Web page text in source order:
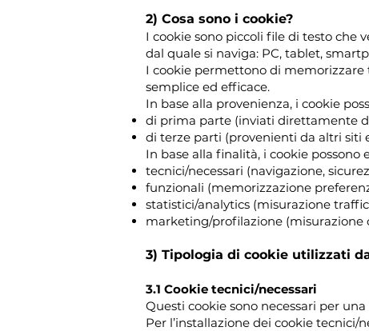
2) Cosa sono i cookie?
I cookie sono piccoli file di testo che
dal quale si naviga: PC, tablet,
I cookie permettono di memorizzare
semplice ed efficace.
In base alla provenienza, i cookie
di prima parte (inviati direttamente
di terze parti (provenienti da altri siti
In base alla finalità, i cookie possono
tecnici/necessari (navigazione,
funzionali (memorizzazione
statistici/analytics (misurazione
marketing/profilazione (misurazione
3) Tipologia di cookie utilizzati
3.1 Cookie tecnici/necessari
Questi cookie sono necessari per
Per l’installazione dei cookie tecnici/